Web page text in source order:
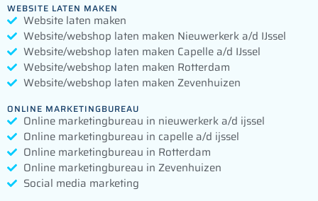
WEBSITE LATEN MAKEN
Website laten maken
Website/webshop laten maken Nieuwerkerk a/d IJssel
Website/webshop laten maken Capelle a/d IJssel
Website/webshop laten maken Rotterdam
Website/webshop laten maken Zevenhuizen
ONLINE MARKETINGBUREAU
Online marketingbureau in nieuwerkerk a/d ijssel
Online marketingbureau in capelle a/d ijssel
Online marketingbureau in Rotterdam
Online marketingbureau in Zevenhuizen
Social media marketing